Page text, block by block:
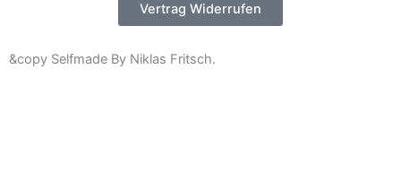
Vertrag Widerrufen
&copy Selfmade By Niklas Fritsch.